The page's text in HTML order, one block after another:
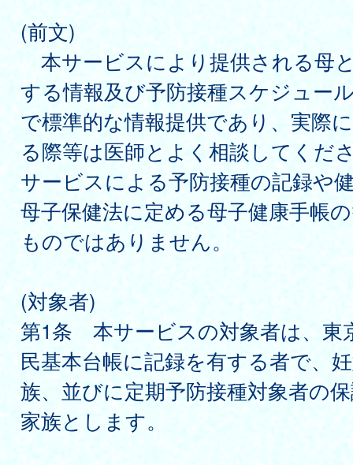
(前文)
本サービスにより提供される母
する情報及び予防接種スケジュー
で標準的な情報提供であり、実際
る際等は医師とよく相談してくだ
サービスによる予防接種の記録や
母子保健法に定める母子健康手帳
ものではありません。
(対象者)
第1条 本サービスの対象者は、東
民基本台帳に記録を有する者で、
族、並びに定期予防接種対象者の
家族とします。